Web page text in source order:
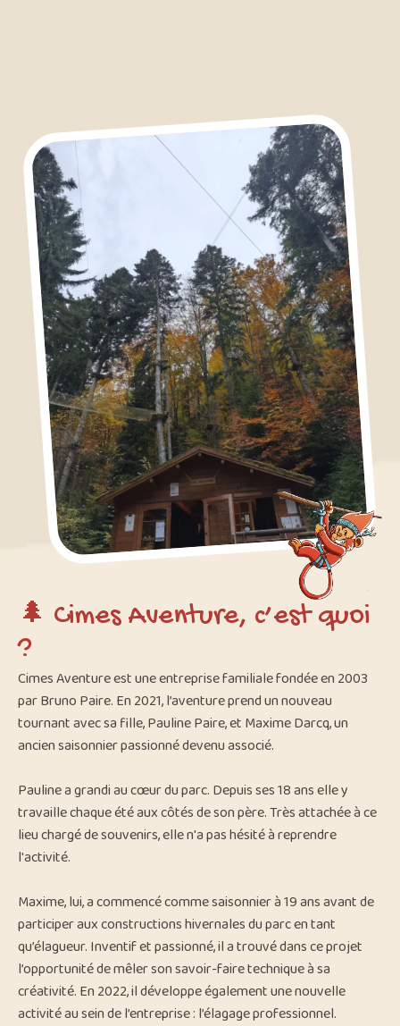
🌲 Cimes Aventure, c’est quoi
?
Cimes Aventure est une entreprise familiale fondée en 2003
par Bruno Paire. En 2021, l’aventure prend un nouveau
tournant avec sa fille, Pauline Paire, et Maxime Darcq, un
ancien saisonnier passionné devenu associé.
Pauline a grandi au cœur du parc. Depuis ses 18 ans elle y
travaille chaque été aux côtés de son père. Très attachée à ce
lieu chargé de souvenirs, elle n'a pas hésité à reprendre
l'activité.
Maxime, lui, a commencé comme saisonnier à 19 ans avant de
participer aux constructions hivernales du parc en tant
qu’élagueur. Inventif et passionné, il a trouvé dans ce projet
l’opportunité de mêler son savoir-faire technique à sa
créativité. En 2022, il développe également une nouvelle
activité au sein de l’entreprise : l’élagage professionnel.